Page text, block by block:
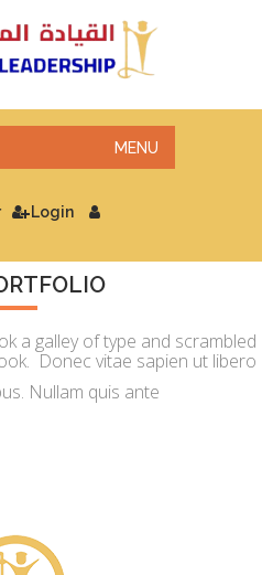
MENU
Login
a galley of type and scrambled
Donec vitae sapien ut libero
Nullam quis ante.